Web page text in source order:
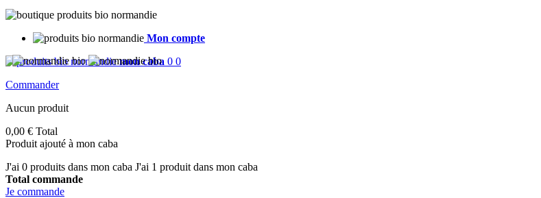
Mon compte
mon caba 0 0
Commander
Aucun produit
0,00 € Total
Produit ajouté à mon caba
J'ai 0 produits dans mon caba J'ai 1 produit dans mon caba
Total commande
Je commande